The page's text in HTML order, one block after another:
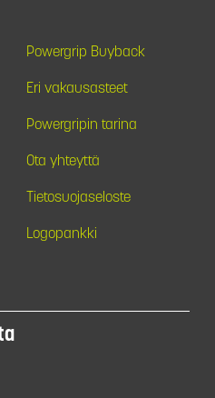
Powergrip Buyback
Eri vakausasteet
Powergripin tarina
Ota yhteyttä
Tietosuojaseloste
Logopankki